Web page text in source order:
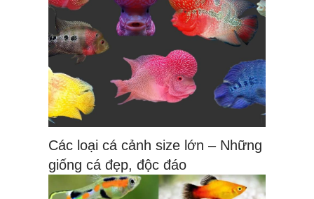
Các loại cá cảnh size lớn – Những
giống cá đẹp, độc đáo